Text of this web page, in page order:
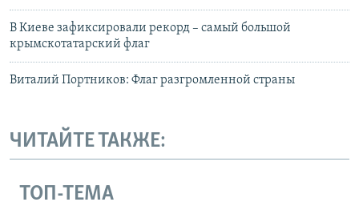
В Киеве зафиксировали рекорд – самый большой
крымскотатарский флаг
Виталий Портников: Флаг разгромленной страны
ЧИТАЙТЕ ТАКЖЕ:
ТОП-ТЕМА